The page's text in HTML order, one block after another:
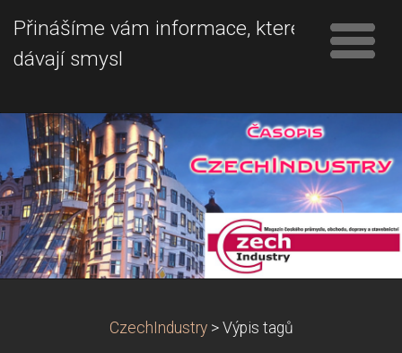
Přinášíme vám informace, které
dávají smysl
CzechIndustry > Výpis tagů